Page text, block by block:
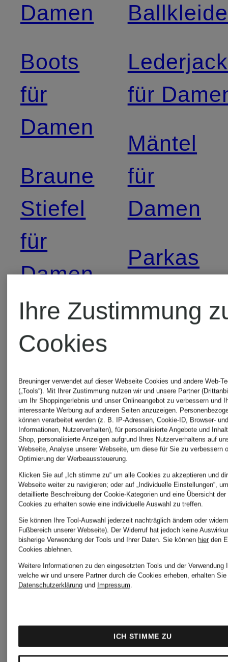
Damen
Boots
für
Damen
Braune
Stiefel
für
Damen
Cabanjacken
für Damen
Chelsea
Boots
für
Herren
Chelsea-
Boots
Damen
für
Mäntel
für
Damen
Parkas
Herren
Pullover
für
Damen
für
Sandalen
Damen
Ihre Zustimmung
Cookies
Breuninger verwendet auf dieser Webseite Cookies und andere Web-
(„Tools“). Mit Ihrer Zustimmung nutzen wir und unsere Partner
um Ihr Shoppingerlebnis und unser Onlineangebot zu verbessern und
interessante Werbung auf anderen Seiten anzuzeigen.
können verarbeitet werden (z. B. IP-Adressen, Cookie-ID, Browser-
Informationen, Nutzerverhalten), für personalisierte Angebote und
Shop, personalisierte Anzeigen aufgrund Ihres Nutzerverhaltens auf
Webseite, Analyse unserer Webseite, um diese für Sie zu verbessern
Optimierung der Werbeaussteuerung.
Klicken Sie auf „Ich stimme zu“ um alle Cookies zu akzeptieren und
Webseite weiter zu navigieren; oder auf „Individuelle Einstellungen“,
detaillierte Beschreibung der Cookie-Kategorien und eine Übersicht
Cookies zu erhalten sowie eine individuelle Auswahl zu treffen.
Sie können Ihre Tool-Auswahl jederzeit nachträglich ändern oder
Fußbereich unserer Webseite). Der Widerruf hat jedoch keine
bisherige Verwendung der Tools und Ihrer Daten. Sie können hier den
Cookies ablehnen.
Weitere Informationen zu den eingesetzten Tools und der Verwendung
welche wir und unsere Partner durch die Cookies erheben, erhalten
Datenschutzerklärung und Impressum.
ICH STIMME ZU